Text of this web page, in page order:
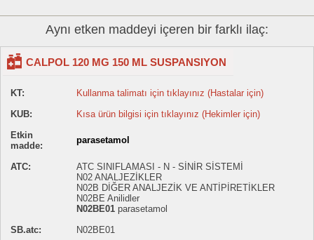
Aynı etken maddeyi içeren bir farklı ilaç:
CALPOL 120 MG 150 ML SUSPANSIYON
KT:
Kullanma talimatı için tıklayınız (Hastalar için)
KUB:
Kısa ürün bilgisi için tıklayınız (Hekimler için)
Etkin
madde:
parasetamol
ATC:
ATC SINIFLAMASI - N - SİNİR SİSTEMİ
N02 ANALJEZİKLER
N02B DİĞER ANALJEZİK VE ANTİPİRETİKLER
N02BE Anilidler
N02BE01 parasetamol
SB.atc:
N02BE01